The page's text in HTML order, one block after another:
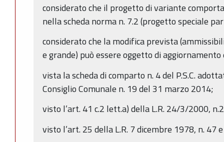
considerato che il progetto di variante
nella scheda norma n. 7.2 (progetto speciale
considerato che la modifica prevista
e grande) può essere oggetto di
vista la scheda di comparto n. 4 del P.S.C.
Consiglio Comunale n. 19 del 31 marzo 2014;
visto l’art. 41 c.2 lett.a) della L.R. 24/3/2000,
visto l’art. 25 della L.R. 7 dicembre 1978, n. 47